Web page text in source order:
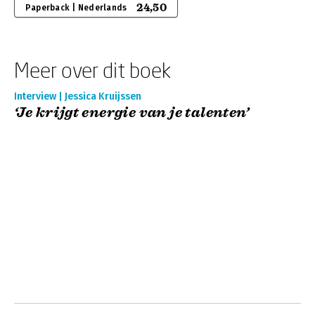
Paperback | Nederlands 24,50
Meer over dit boek
Interview | Jessica Kruijssen
‘Je krijgt energie van je talenten’